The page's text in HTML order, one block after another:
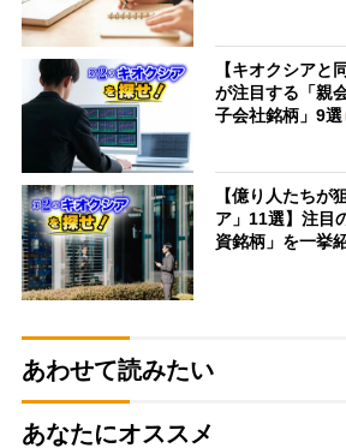
【キオクシアと
が注目する「親
子会社銘柄」9選
【億り人たちが
ア」11選】注目
資銘柄」を一挙
あわせて読みたい
あなたにオススメ